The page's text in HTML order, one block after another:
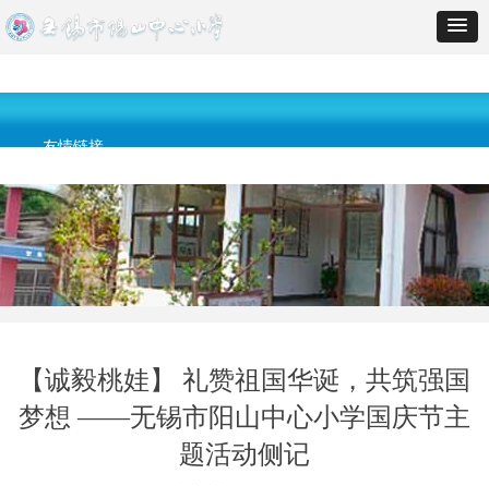
友情链接
【诚毅桃娃】 礼赞祖国华诞，共筑强国
梦想 ——无锡市阳山中心小学国庆节主
题活动侧记